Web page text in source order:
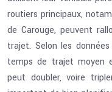
routiers principaux,
de Carouge, peuvent
trajet. Selon les
temps de trajet moyen
peut doubler, voire